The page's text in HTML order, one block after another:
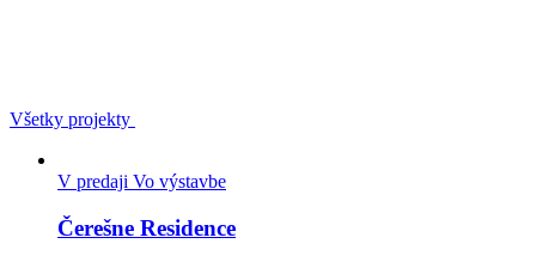
Všetky projekty
V predaji Vo výstavbe
Čerešne Residence